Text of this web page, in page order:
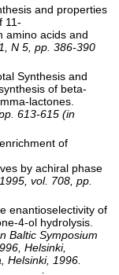
and properties
11-
amino acids and
N 5, pp. 386-390
Synthesis and
of beta-
lactones.
613-615 (in
of
by achiral phase
vol. 708, pp.
enantioselectivity of
4-ol hydrolysis.
Baltic Symposium
Helsinki,
Helsinki, 1996.